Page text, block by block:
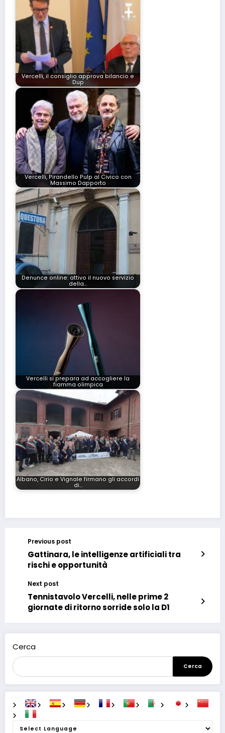
Vercelli, il consiglio approva bilancio e
Dup
Vercelli, Pirandello Pulp al Civico con
Massimo Dapporto
Denunce online: attivo il nuovo servizio
della…
Vercelli si prepara ad accogliere la
fiamma olimpica
Albano, Cirio e Vignale firmano gli accordi
di…
Previous post
Gattinara, le intelligenze artificiali tra
rischi e opportunità
Next post
Tennistavolo Vercelli, nelle prime 2
giornate di ritorno sorride solo la D1
Cerca
Cerca